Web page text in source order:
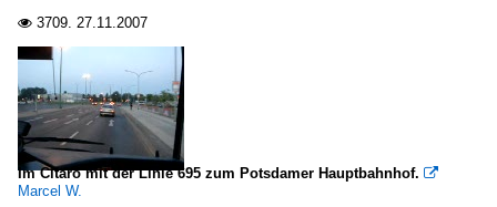
 3709. 27.11.2007
Im Citaro mit der Linie 695 zum Potsdamer Hauptbahnhof. 
Marcel W.